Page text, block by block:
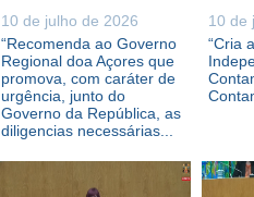
10 de julho de 2026
“Recomenda ao Governo
Regional doa Açores que
promova, com caráter de
urgência, junto do
Governo da República, as
diligencias necessárias...
10 de
“Cria